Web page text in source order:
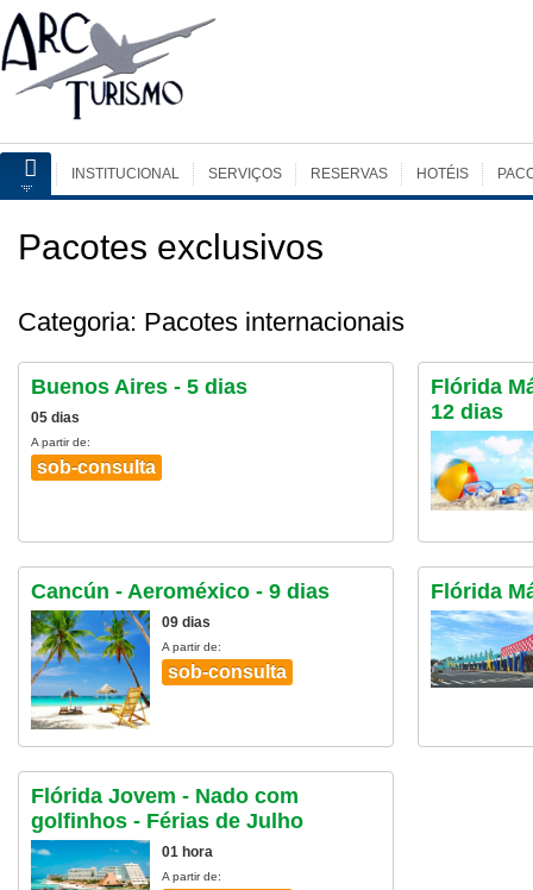
INSTITUCIONAL SERVIÇOS RESERVAS HOTÉIS
Pacotes exclusivos
Categoria: Pacotes internacionais
Buenos Aires - 5 dias
05 dias
A partir de:
sob-consulta
Flórida
12 dias
Cancún - Aeroméxico - 9 dias
09 dias
A partir de:
sob-consulta
Flórida
Flórida Jovem - Nado com
golfinhos - Férias de Julho
01 hora
A partir de: